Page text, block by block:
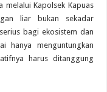
melalui Kapolsek Kapuas
liar bukan sekadar
bagi ekosistem dan
hanya menguntungkan
harus ditanggung